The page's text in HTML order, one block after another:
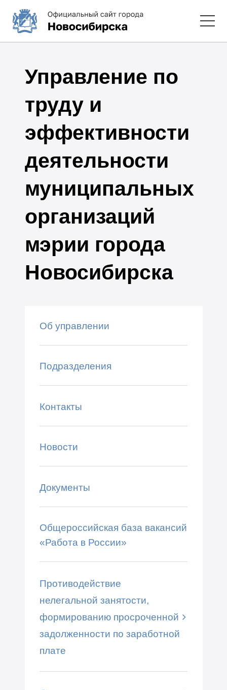
Управление по
труду и
эффективности
деятельности
муниципальных
организаций
мэрии города
Новосибирска
Об управлении
Подразделения
Контакты
Новости
Документы
Общероссийская база вакансий
«Работа в России»
Противодействие
нелегальной занятости,
формированию просроченной
задолженности по заработной
плате